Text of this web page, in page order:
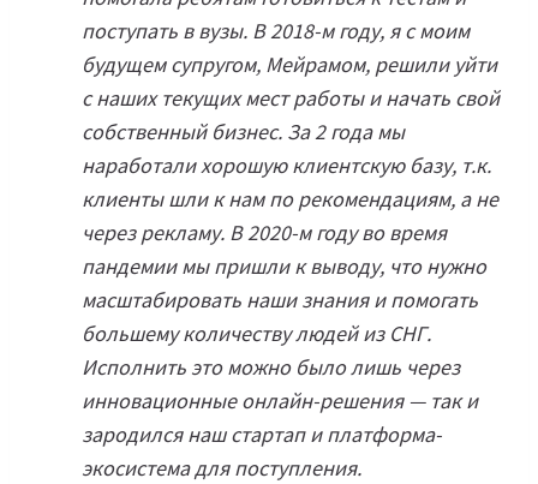
поступать в вузы. В 2018-м году, я с моим
будущем супругом, Мейрамом, решили уйти
с наших текущих мест работы и начать свой
собственный бизнес. За 2 года мы
наработали хорошую клиентскую базу, т.к.
клиенты шли к нам по рекомендациям, а не
через рекламу. В 2020-м году во время
пандемии мы пришли к выводу, что нужно
масштабировать наши знания и помогать
большему количеству людей из СНГ.
Исполнить это можно было лишь через
инновационные онлайн-решения — так и
зародился наш стартап и платформа-
экосистема для поступления.